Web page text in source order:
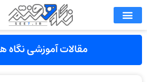
مقالات آموزشی نگاه